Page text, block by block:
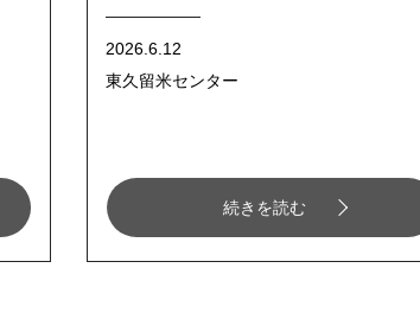
2026.6.12
東久留米センター
続きを読む